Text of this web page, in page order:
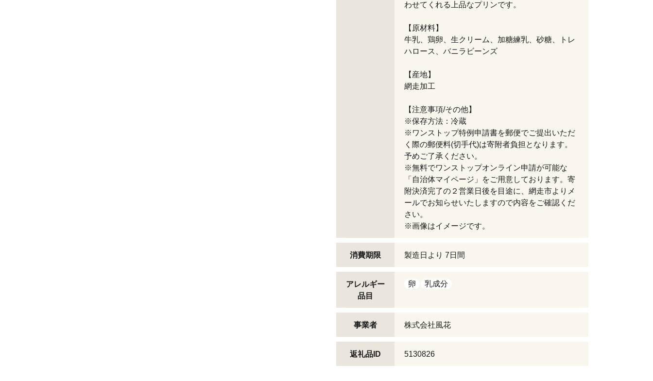
わせてくれる上品なプリンです。
【原材料】
牛乳、鶏卵、生クリーム、加糖練乳、砂糖、トレ
ハロース、バニラビーンズ
【産地】
網走加工
【注意事項/その他】
※保存方法：冷蔵
※ワンストップ特例申請書を郵便でご提出いただ
く際の郵便料(切手代)は寄附者負担となります。
予めご了承ください。
※無料でワンストップオンライン申請が可能な
「自治体マイページ」をご用意しております。寄
附決済完了の２営業日後を目途に、網走市よりメ
ールでお知らせいたしますので内容をご確認くだ
さい。
※画像はイメージです。
消費期限 製造日より 7日間
アレルギー
品目
卵 乳成分
事業者 株式会社風花
返礼品ID 5130826